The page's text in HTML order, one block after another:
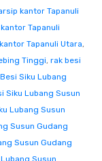
kantor Tapanuli
Tapanuli
Tapanuli Utara,
Tinggi, rak besi
Siku Lubang
Siku Lubang Susun
Lubang Susun
Susun Gudang
Susun Gudang
Susun